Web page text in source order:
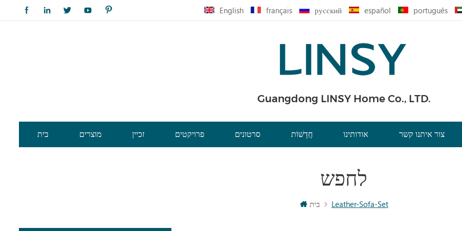
English français русский español português
Guangdong LINSY Home Co., LTD.
בית מוצרים זכיין פרויקטים סרטונים חֲדָשׁוֹת אודותינו צור איתנו קשר
לחפש
בית Leather-Sofa-Set